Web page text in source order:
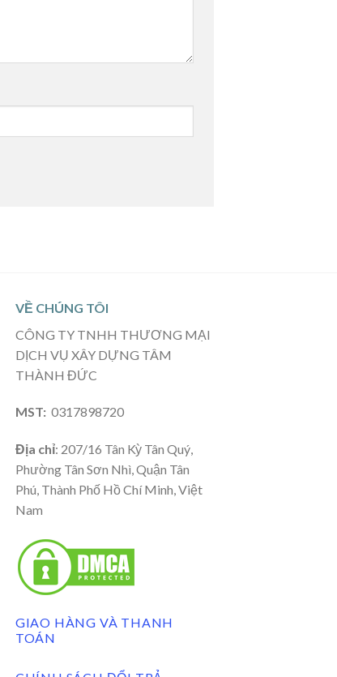
VỀ CHÚNG TÔI
CÔNG TY TNHH THƯƠNG MẠI
DỊCH VỤ XÂY DỰNG TÂM
THÀNH ĐỨC
MST: 0317898720
Địa chỉ: 207/16 Tân Kỳ Tân Quý,
Phường Tân Sơn Nhì, Quận Tân
Phú, Thành Phố Hồ Chí Minh, Việt
Nam
GIAO HÀNG VÀ THANH
TOÁN